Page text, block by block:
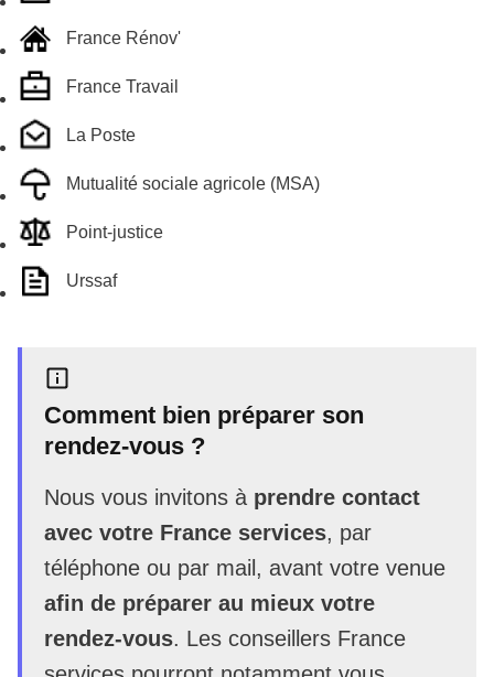
France Rénov'
France Travail
La Poste
Mutualité sociale agricole (MSA)
Point-justice
Urssaf
Comment bien préparer son
rendez-vous ?
Nous vous invitons à prendre contact
avec votre France services, par
téléphone ou par mail, avant votre venue
afin de préparer au mieux votre
rendez-vous. Les conseillers France